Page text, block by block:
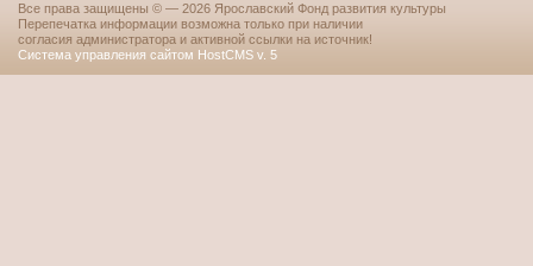
Все права защищены © — 2026 Ярославский Фонд развития культуры
Перепечатка информации возможна только при наличии
согласия администратора и активной ссылки на источник!
Система управления сайтом HostCMS v. 5